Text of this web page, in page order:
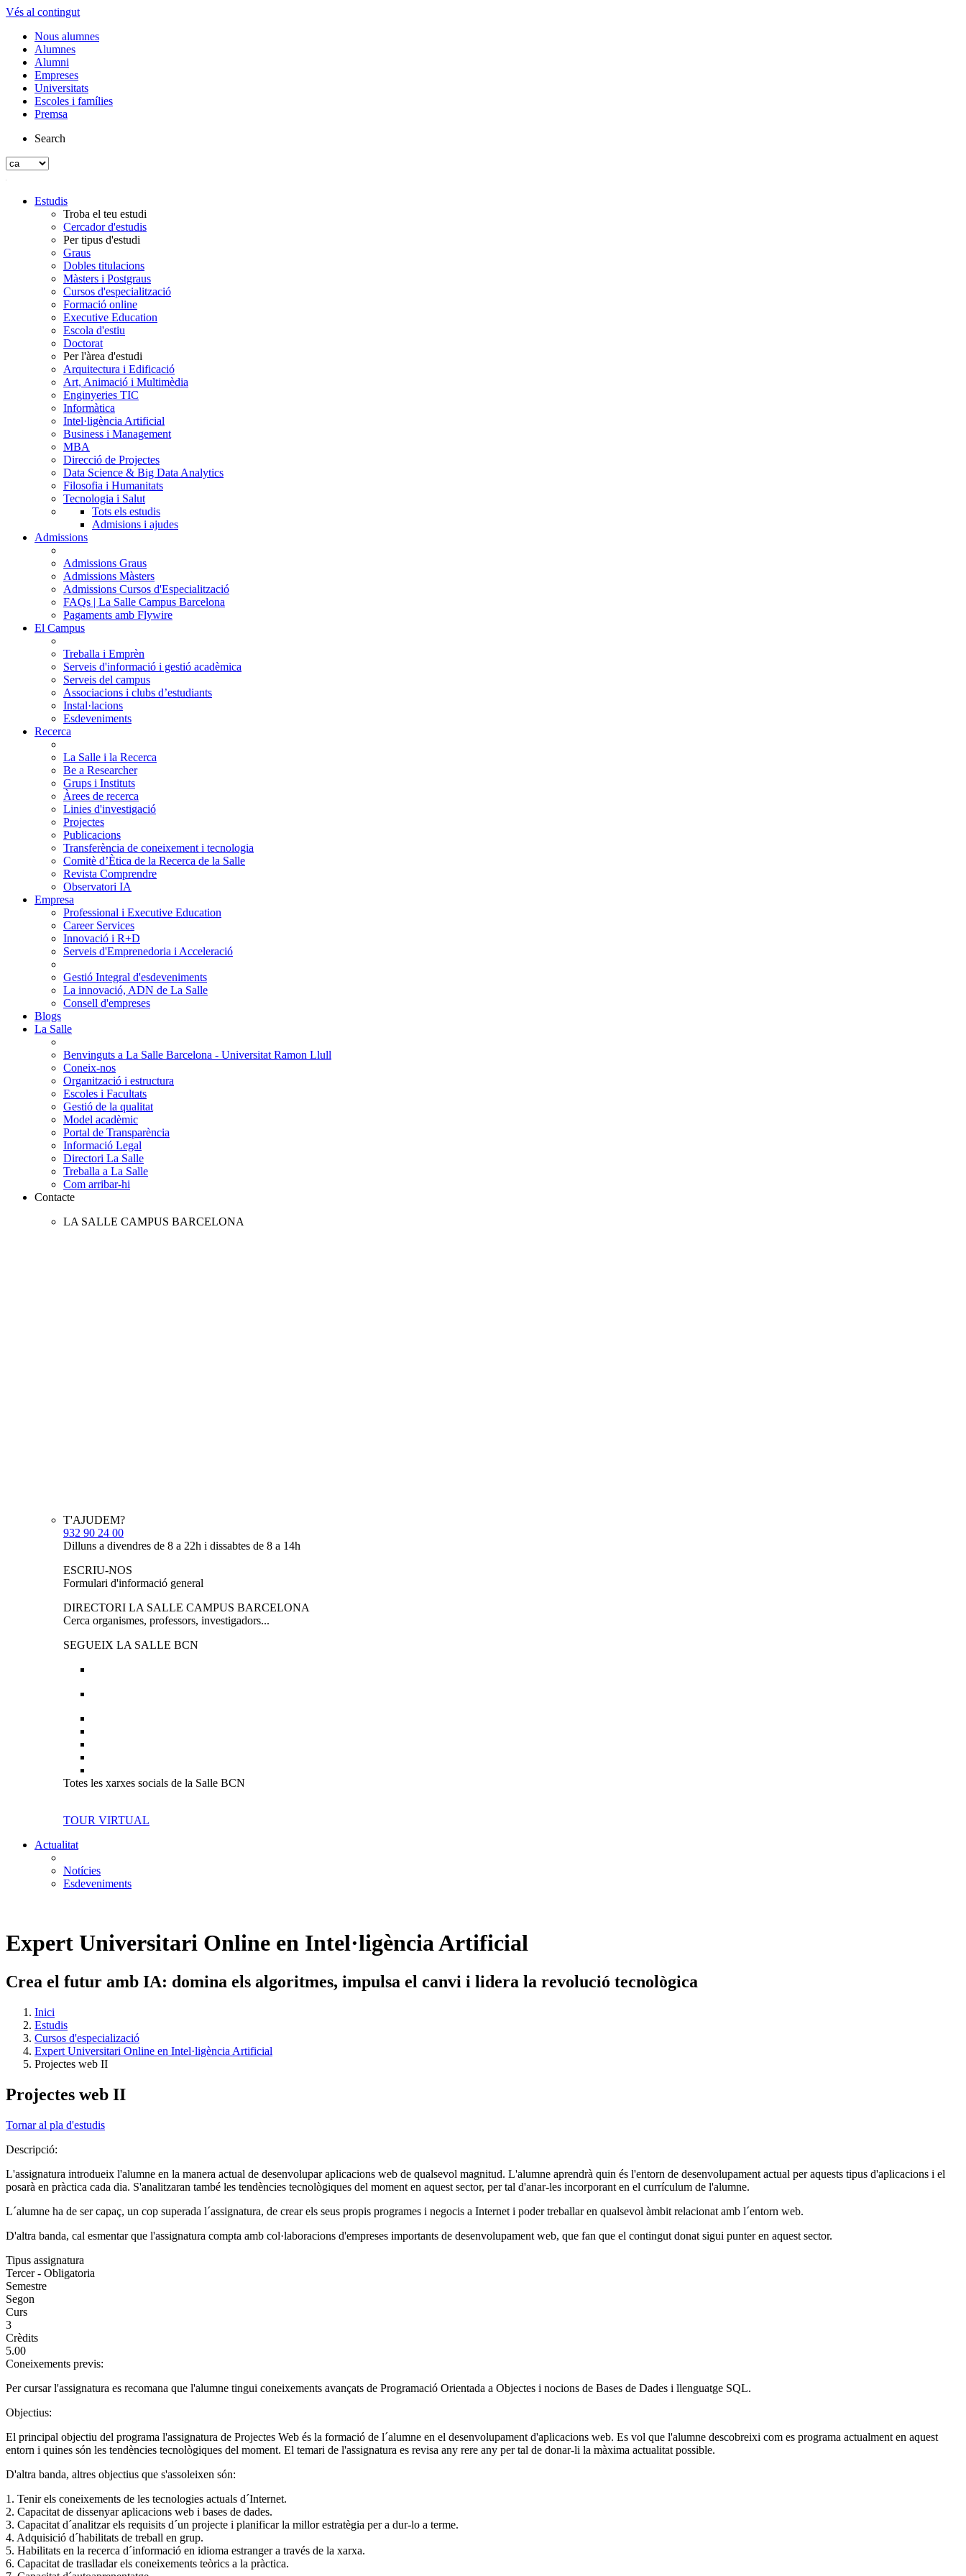
Vés al contingut
Nous alumnes
Alumnes
Alumni
Empreses
Universitats
Escoles i famílies
Premsa
Search
Estudis
Troba el teu estudi
Cercador d'estudis
Per tipus d'estudi
Graus
Dobles titulacions
Màsters i Postgraus
Cursos d'especialització
Formació online
Executive Education
Escola d'estiu
Doctorat
Per l'àrea d'estudi
Arquitectura i Edificació
Art, Animació i Multimèdia
Enginyeries TIC
Informàtica
Intel·ligència Artificial
Business i Management
MBA
Direcció de Projectes
Data Science & Big Data Analytics
Filosofia i Humanitats
Tecnologia i Salut
Tots els estudis
Admisions i ajudes
Admissions
Admissions Graus
Admissions Màsters
Admissions Cursos d'Especialització
FAQs | La Salle Campus Barcelona
Pagaments amb Flywire
El Campus
Treballa i Emprèn
Serveis d'informació i gestió acadèmica
Serveis del campus
Associacions i clubs d’estudiants
Instal·lacions
Esdeveniments
Recerca
La Salle i la Recerca
Be a Researcher
Grups i Instituts
Àrees de recerca
Linies d'investigació
Projectes
Publicacions
Transferència de coneixement i tecnologia
Comitè d’Ètica de la Recerca de la Salle
Revista Comprendre
Observatori IA
Empresa
Professional i Executive Education
Career Services
Innovació i R+D
Serveis d'Emprenedoria i Acceleració
Gestió Integral d'esdeveniments
La innovació, ADN de La Salle
Consell d'empreses
Blogs
La Salle
Benvinguts a La Salle Barcelona - Universitat Ramon Llull
Coneix-nos
Organització i estructura
Escoles i Facultats
Gestió de la qualitat
Model acadèmic
Portal de Transparència
Informació Legal
Directori La Salle
Treballa a La Salle
Com arribar-hi
Contacte
LA SALLE CAMPUS BARCELONA
T'AJUDEM?
932 90 24 00
Dilluns a divendres de 8 a 22h i dissabtes de 8 a 14h
ESCRIU-NOS
Formulari d'informació general
DIRECTORI LA SALLE CAMPUS BARCELONA
Cerca organismes, professors, investigadors...
SEGUEIX LA SALLE BCN
Totes les xarxes socials de la Salle BCN
TOUR VIRTUAL
Actualitat
Notícies
Esdeveniments
Expert Universitari Online en Intel·ligència Artificial
Crea el futur amb IA: domina els algoritmes, impulsa el canvi i lidera la revolució tecnològica
Inici
Estudis
Cursos d'especializació
Expert Universitari Online en Intel·ligència Artificial
Projectes web II
Projectes web II
Tornar al pla d'estudis
Descripció:
L'assignatura introdueix l'alumne en la manera actual de desenvolupar aplicacions web de qualsevol magnitud. L'alumne aprendrà quin és l'entorn de desenvolupament actual per aquests tipus d'aplicacions i el
posarà en pràctica cada dia. S'analitzaran també les tendències tecnològiques del moment en aquest sector, per tal d'anar-les incorporant en el currículum de l'alumne.
L´alumne ha de ser capaç, un cop superada l´assignatura, de crear els seus propis programes i negocis a Internet i poder treballar en qualsevol àmbit relacionat amb l´entorn web.
D'altra banda, cal esmentar que l'assignatura compta amb col·laboracions d'empreses importants de desenvolupament web, que fan que el contingut donat sigui punter en aquest sector.
Tipus assignatura
Tercer - Obligatoria
Semestre
Segon
Curs
3
Crèdits
5.00
Coneixements previs:
Per cursar l'assignatura es recomana que l'alumne tingui coneixements avançats de Programació Orientada a Objectes i nocions de Bases de Dades i llenguatge SQL.
Objectius:
El principal objectiu del programa l'assignatura de Projectes Web és la formació de l´alumne en el desenvolupament d'aplicacions web. Es vol que l'alumne descobreixi com es programa actualment en aquest
entorn i quines són les tendències tecnològiques del moment. El temari de l'assignatura es revisa any rere any per tal de donar-li la màxima actualitat possible.
D'altra banda, altres objectius que s'assoleixen són:
1. Tenir els coneixements de les tecnologies actuals d´Internet.
2. Capacitat de dissenyar aplicacions web i bases de dades.
3. Capacitat d´analitzar els requisits d´un projecte i planificar la millor estratègia per a dur-lo a terme.
4. Adquisició d´habilitats de treball en grup.
5. Habilitats en la recerca d´informació en idioma estranger a través de la xarxa.
6. Capacitat de traslladar els coneixements teòrics a la pràctica.